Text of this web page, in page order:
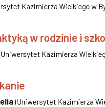
Kazimierza Wielkiego w
w rodzinie i
Uniwersytet Kazimierza
(Uniwersytet Kazimierza